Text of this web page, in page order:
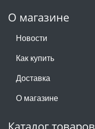
О магазине
Новости
Как купить
Доставка
О магазине